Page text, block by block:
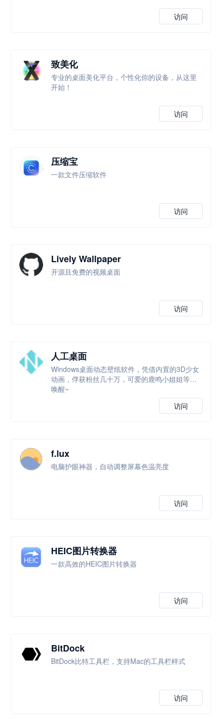
访问
致美化
专业的桌面美化平台，个性化你的设备，从这里
开始！
访问
压缩宝
一款文件压缩软件
访问
Lively Wallpaper
开源且免费的视频桌面
访问
人工桌面
Windows桌面动态壁纸软件，凭借内置的3D少女
动画，俘获粉丝几十万，可爱的鹿鸣小姐姐等你
唤醒~
访问
f.lux
电脑护眼神器，自动调整屏幕色温亮度
访问
HEIC图片转换器
一款高效的HEIC图片转换器
访问
BitDock
BitDock比特工具栏，支持Mac的工具栏样式
访问